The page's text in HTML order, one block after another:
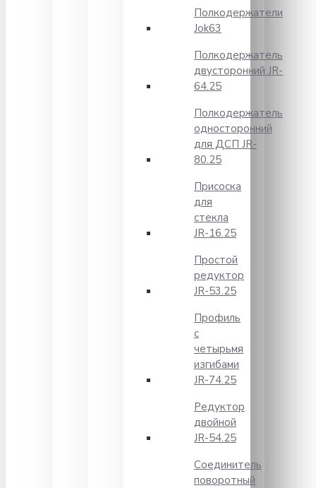
Полкодержатели
Jok63
Полкодержатель
двусторонний JR-
64.25
Полкодержатель
односторонний
для ДСП JR-
80.25
Присоска
для
стекла
JR-16.25
Простой
редуктор
JR-53.25
Профиль
с
четырьмя
изгибами
JR-74.25
Редуктор
двойной
JR-54.25
Соединитель
поворотный